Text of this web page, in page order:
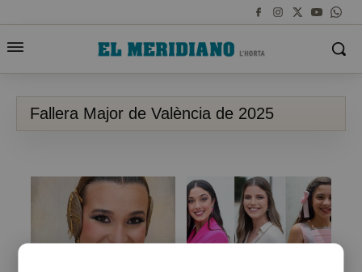
Fallera Major de València de 2025